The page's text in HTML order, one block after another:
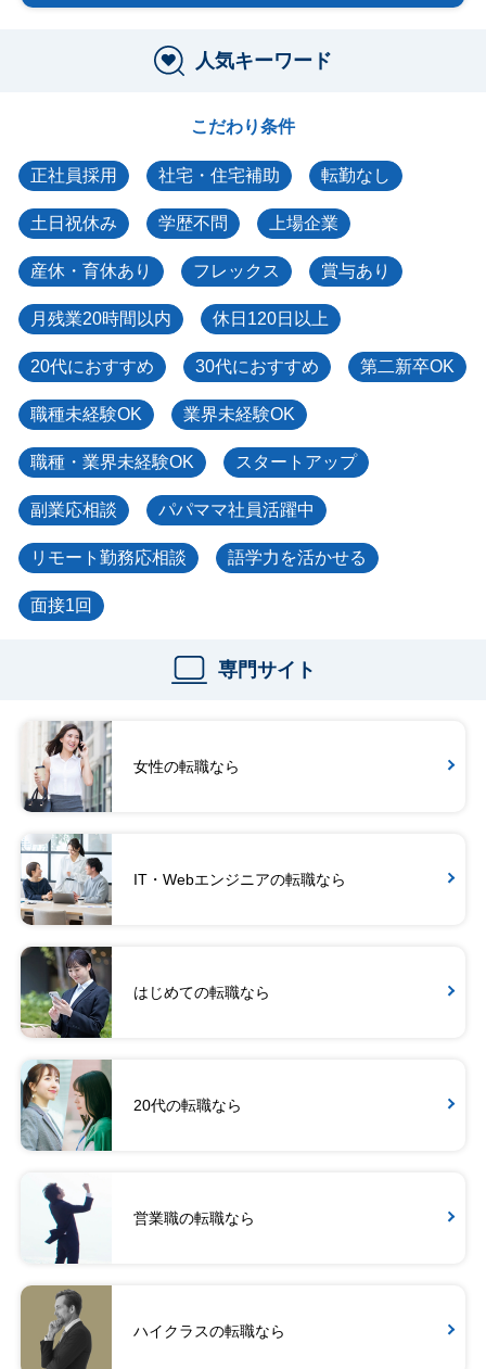
人気キーワード
こだわり条件
正社員採用 社宅・住宅補助 転勤なし
土日祝休み 学歴不問 上場企業
産休・育休あり フレックス 賞与あり
月残業20時間以内 休日120日以上
20代におすすめ 30代におすすめ 第二新卒OK
職種未経験OK 業界未経験OK
職種・業界未経験OK スタートアップ
副業応相談 パパママ社員活躍中
リモート勤務応相談 語学力を活かせる
面接1回
専門サイト
女性の転職なら
IT・Webエンジニアの転職なら
はじめての転職なら
20代の転職なら
営業職の転職なら
ハイクラスの転職なら